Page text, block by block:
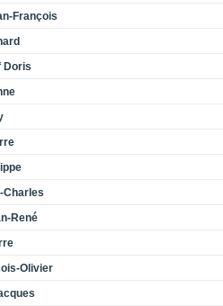
François
Doris
Charles
René
Olivier